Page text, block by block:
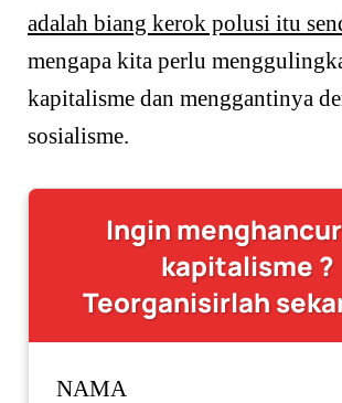
adalah biang kerok polusi itu
mengapa kita perlu
kapitalisme dan menggantinya
sosialisme.
Ingin
kapitalisme ?
Teorganisirlah
NAMA